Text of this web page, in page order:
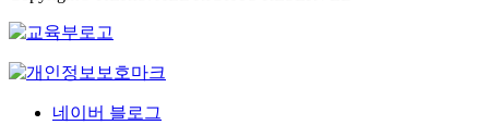
네이버 블로그